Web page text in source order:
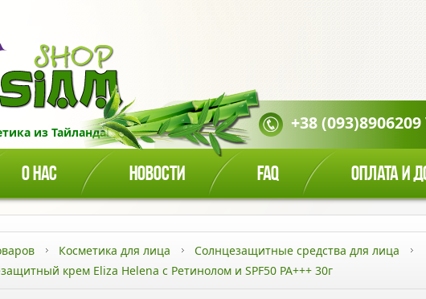
из Тайланда! +38 (093)8906209
О НАС НОВОСТИ FAQ ОПЛАТА И
Косметика для лица
Солнцезащитные средства для лица
крем Eliza Helena с Ретинолом и SPF50 PA+++ 30г